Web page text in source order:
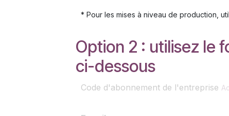
* Pour les mises à niveau de production,
Option 2 : utilisez le
ci-dessous
Code d'abonnement de l'entreprise